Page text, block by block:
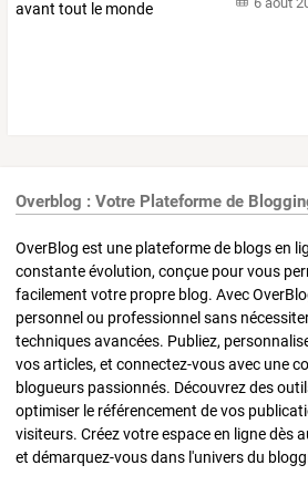
6 août
Overblog : Votre Plateforme de
OverBlog est une plateforme de blogs en
constante évolution, conçue pour vous
facilement votre propre blog. Avec
personnel ou professionnel sans
techniques avancées. Publiez,
vos articles, et connectez-vous avec une
blogueurs passionnés. Découvrez des
optimiser le référencement de vos
visiteurs. Créez votre espace en ligne dès
et démarquez-vous dans l'univers du